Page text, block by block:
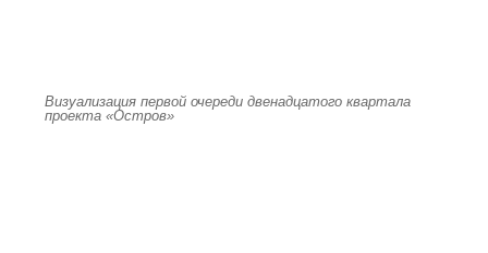
Визуализация первой очереди двенадцатого квартала
проекта «Остров»